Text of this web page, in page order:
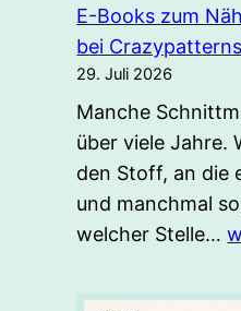
E-Books zum
bei
29. Juli 2026
Manche
über viele Jahre.
den Stoff, an die
und manchmal
welcher Stelle…